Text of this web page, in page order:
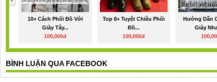
10+ Cách Phối Đồ Với
Giày Tây...
100,000đ
Top 8+ Tuyệt Chiêu Phối
Đồ...
100,000đ
Hướng Dẫn
Giày
BÌNH LUẬN QUA FACEBOOK